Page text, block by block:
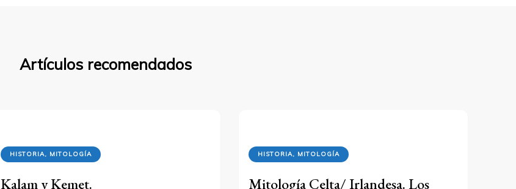
Artículos recomendados
HISTORIA, MITOLOGÍA
Kalam y Kemet.
HISTORIA, MITOLOGÍA
Mitología Celta/ Irlandesa. Los